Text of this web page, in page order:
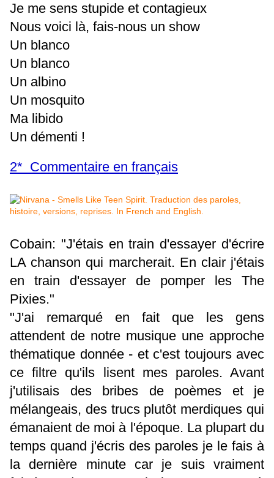
Je me sens stupide et contagieux
Nous voici là, fais-nous un show
Un blanco
Un blanco
Un albino
Un mosquito
Ma libido
Un démenti !
2* Commentaire en français
Cobain: "J'étais en train d'essayer d'écrire
LA chanson qui marcherait. En clair j'étais
en train d'essayer de pomper les The
Pixies."
"J'ai remarqué en fait que les gens
attendent de notre musique une approche
thématique donnée - et c'est toujours avec
ce filtre qu'ils lisent mes paroles. Avant
j'utilisais des bribes de poèmes et je
mélangeais, des trucs plutôt merdiques qui
émanaient de moi à l'époque. La plupart du
temps quand j'écris des paroles je le fais à
la dernière minute car je suis vraiment